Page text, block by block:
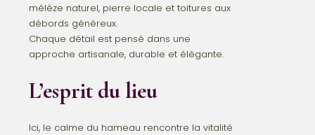
mélèze naturel, pierre locale et toitures aux
débords généreux.
Chaque détail est pensé dans une
approche artisanale, durable et élégante.
L’esprit du lieu
Ici, le calme du hameau rencontre la vitalité